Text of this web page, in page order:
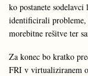
ko postanete
identificirali
morebitne rešitve ter
Za konec bo kratko
FRI v virtualiziranem